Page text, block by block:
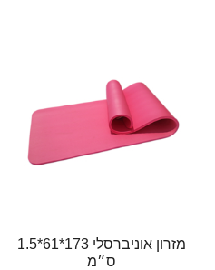
מזרון אוניברסלי 173*61*1.5
ס״מ